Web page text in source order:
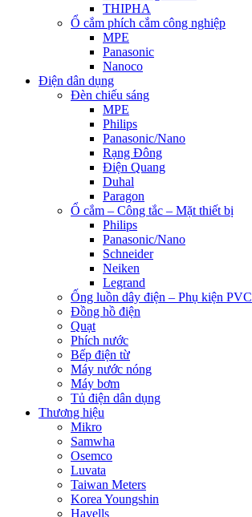
THIPHA
Ổ cắm phích cắm công nghiệp
MPE
Panasonic
Nanoco
Điện dân dụng
Đèn chiếu sáng
MPE
Philips
Panasonic/Nano
Rạng Đông
Điện Quang
Duhal
Paragon
Ổ cắm – Công tắc – Mặt thiết bị
Philips
Panasonic/Nano
Schneider
Neiken
Legrand
Ống luồn dây điện – Phụ kiện PVC
Đồng hồ điện
Quạt
Phích nước
Bếp điện từ
Máy nước nóng
Máy bơm
Tủ điện dân dụng
Thương hiệu
Mikro
Samwha
Osemco
Luvata
Taiwan Meters
Korea Youngshin
Havells